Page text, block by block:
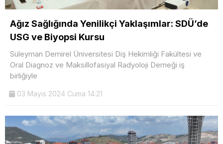
Ağız Sağlığında Yenilikçi Yaklaşımlar: SDÜ’de
USG ve Biyopsi Kursu
Süleyman Demirel Üniversitesi Diş Hekimliği Fakültesi ve
Oral Diagnoz ve Maksillofasiyal Radyoloji Derneği iş
birliğiyle
03 Mayıs 2024 Cuma 14:21